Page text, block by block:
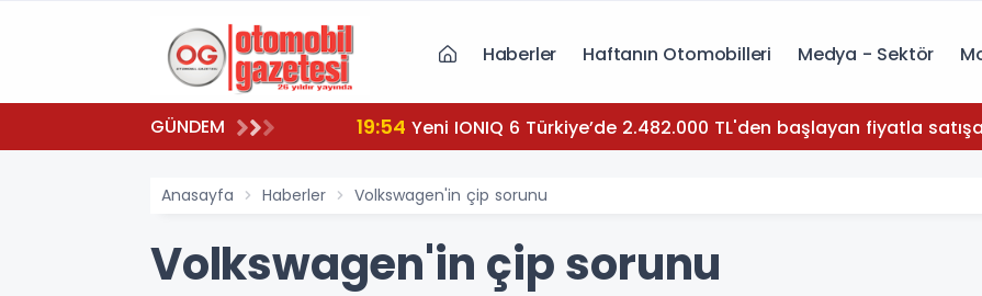
Haberler Haftanın Otomobilleri Medya - Sektör
GÜNDEM 19:54 Yeni IONIQ 6 Türkiye’de 2.482.000 TL'den başlayan fiyatla
Anasayfa Haberler Volkswagen'in çip sorunu
Volkswagen'in çip sorunu